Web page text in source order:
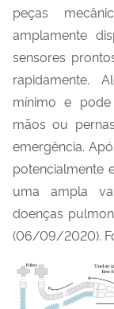
peças
amplamente
sensores
rapidamente.
mínimo e
mãos ou
emergência.
potencialmente
uma ampla
doenças
(06/09/2020).